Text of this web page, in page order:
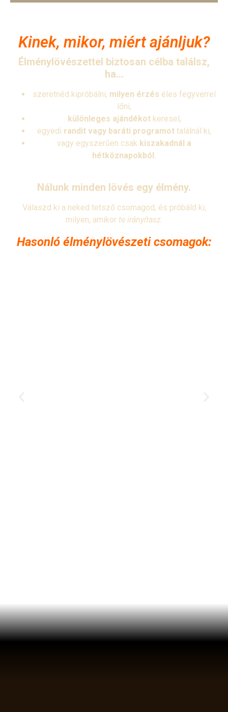
Kinek, mikor, miért ajánljuk?
Élménylövészettel biztosan célba találsz,
ha…
szeretnéd kipróbálni, milyen érzés éles fegyverrel
lőni,
különleges ajándékot keresel,
egyedi randit vagy baráti programot találnál ki,
vagy egyszerűen csak kiszakadnál a
hétköznapokból.
Nálunk minden lövés egy élmény.
Válaszd ki a neked tetsző csomagod, és próbáld ki,
milyen, amikor te irányítasz.
Hasonló élménylövészeti csomagok: